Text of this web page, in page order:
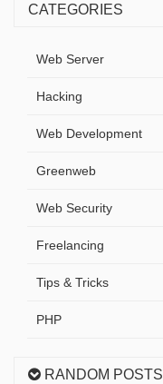
CATEGORIES
Web Server
Hacking
Web Development
Greenweb
Web Security
Freelancing
Tips & Tricks
PHP
RANDOM POSTS